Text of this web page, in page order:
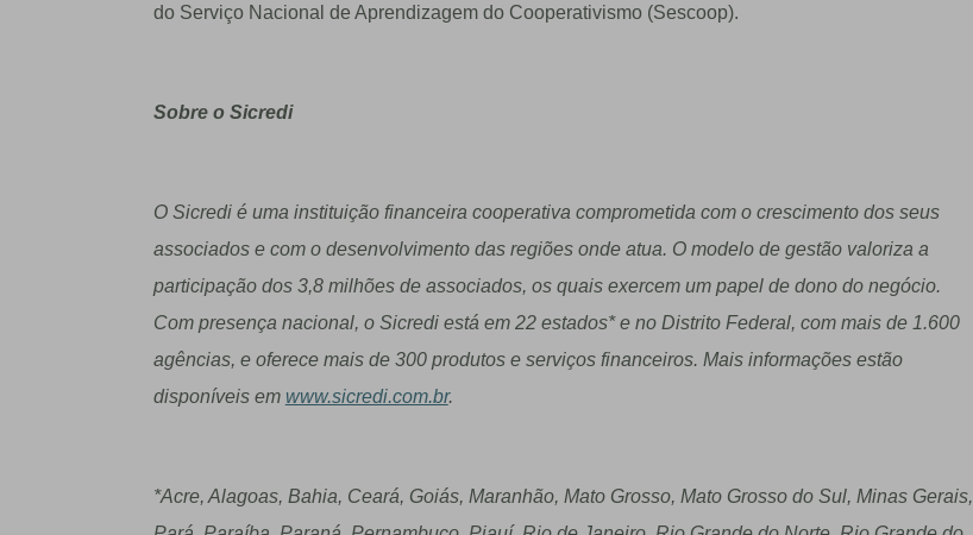
do Serviço Nacional de Aprendizagem do Cooperativismo (Sescoop).
Sobre o Sicredi
O Sicredi é uma instituição financeira cooperativa comprometida com o crescimento dos seus
associados e com o desenvolvimento das regiões onde atua. O modelo de gestão valoriza a
participação dos 3,8 milhões de associados, os quais exercem um papel de dono do negócio.
Com presença nacional, o Sicredi está em 22 estados* e no Distrito Federal, com mais de 1.600
agências, e oferece mais de 300 produtos e serviços financeiros. Mais informações estão
disponíveis em www.sicredi.com.br.
*Acre, Alagoas, Bahia, Ceará, Goiás, Maranhão, Mato Grosso, Mato Grosso do Sul, Minas Gerais,